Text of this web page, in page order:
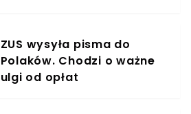
ZUS wysyła pisma do
Polaków. Chodzi o ważne
ulgi od opłat